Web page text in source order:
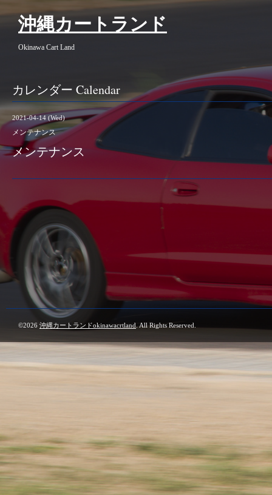
沖縄カートランド
Okinawa Cart Land
カレンダー Calendar
2021-04-14 (Wed)
メンテナンス
メンテナンス
©2026 沖縄カートランドokinawacrtland . All Rights Reserved.